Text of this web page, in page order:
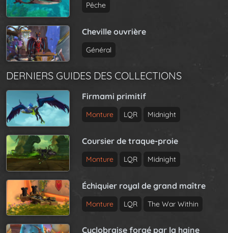
Pêche
Cheville ouvrière
Général
DERNIERS GUIDES DES COLLECTIONS
Firmami primitif
Monture LQR Midnight
Coursier de traque-proie
Monture LQR Midnight
Échiquier royal de grand maître
Monture LQR The War Within
Cyclobraise forgé par la haine